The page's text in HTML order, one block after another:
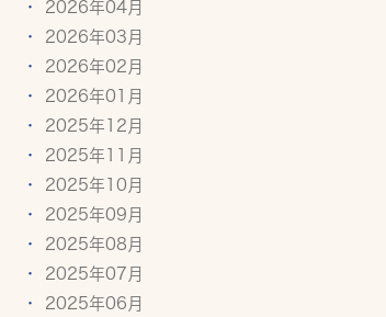
2026年04月
2026年03月
2026年02月
2026年01月
2025年12月
2025年11月
2025年10月
2025年09月
2025年08月
2025年07月
2025年06月